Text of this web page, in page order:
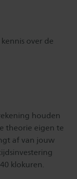
over de
houden
theorie eigen te
af van jouw
klokuren.